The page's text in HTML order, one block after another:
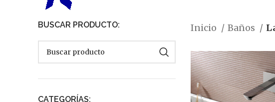
BUSCAR PRODUCTO:
CATEGORÍAS:
Inicio Baños